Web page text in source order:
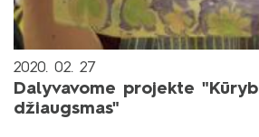
2020. 02. 27
Dalyvavome projekte
džiaugsmas"